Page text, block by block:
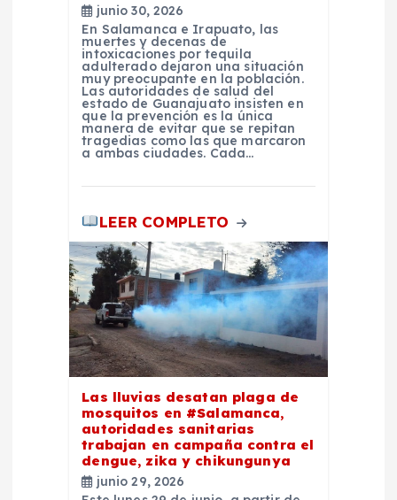
junio 30, 2026
En Salamanca e Irapuato, las
muertes y decenas de
intoxicaciones por tequila
adulterado dejaron una situación
muy preocupante en la población.
Las autoridades de salud del
estado de Guanajuato insisten en
que la prevención es la única
manera de evitar que se repitan
tragedias como las que marcaron
a ambas ciudades. Cada…
LEER COMPLETO
Las lluvias desatan plaga de
mosquitos en #Salamanca,
autoridades sanitarias
trabajan en campaña contra el
dengue, zika y chikungunya
junio 29, 2026